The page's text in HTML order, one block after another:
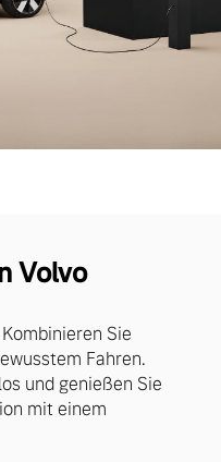
Volvo
Sie
Fahren.
und genießen Sie
mit einem